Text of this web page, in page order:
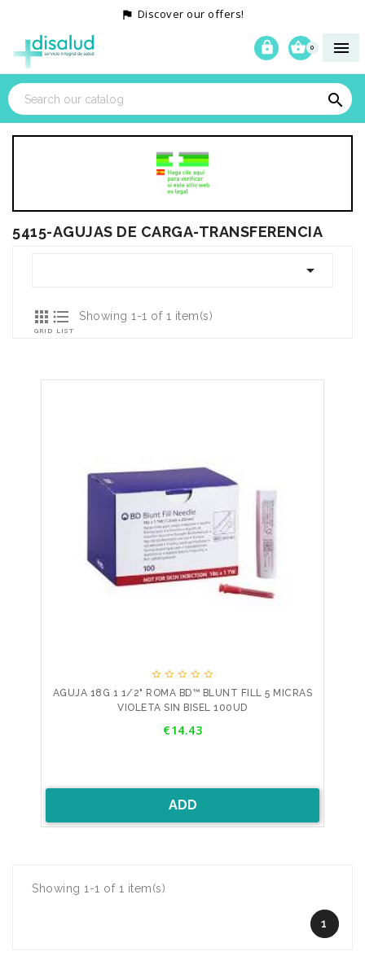
 Discover our offers!

0



5415-AGUJAS DE CARGA-TRANSFERENCIA


GRID

LIST
Showing 1-1 of 1 item(s)
    
AGUJA 18G 1 1/2" ROMA BD™ BLUNT FILL 5 MICRAS
VIOLETA SIN BISEL 100UD
€14.43
ADD
Showing 1-1 of 1 item(s)
1